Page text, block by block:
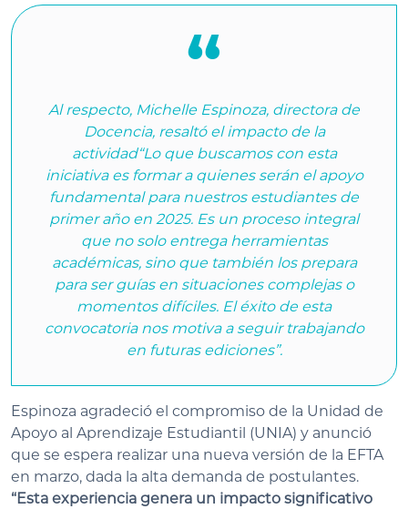
Al respecto, Michelle Espinoza, directora de
Docencia, resaltó el impacto de la
actividad“Lo que buscamos con esta
iniciativa es formar a quienes serán el apoyo
fundamental para nuestros estudiantes de
primer año en 2025. Es un proceso integral
que no solo entrega herramientas
académicas, sino que también los prepara
para ser guías en situaciones complejas o
momentos difíciles. El éxito de esta
convocatoria nos motiva a seguir trabajando
en futuras ediciones”.
Espinoza agradeció el compromiso de la Unidad de
Apoyo al Aprendizaje Estudiantil (UNIA) y anunció
que se espera realizar una nueva versión de la EFTA
en marzo, dada la alta demanda de postulantes.
“Esta experiencia genera un impacto significativo